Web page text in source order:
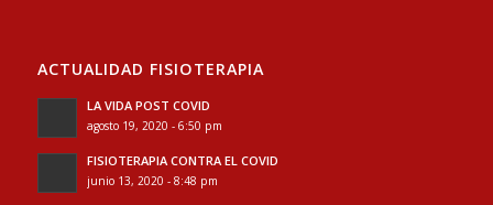
ACTUALIDAD FISIOTERAPIA
LA VIDA POST COVID
agosto 19, 2020 - 6:50 pm
FISIOTERAPIA CONTRA EL COVID
junio 13, 2020 - 8:48 pm